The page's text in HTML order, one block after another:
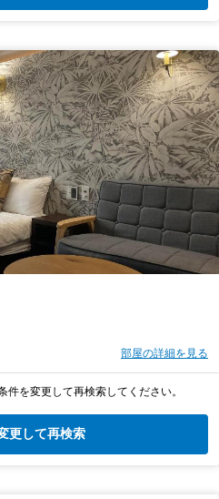
部屋の詳細を見る
を変更して再検索してください。
更して再検索